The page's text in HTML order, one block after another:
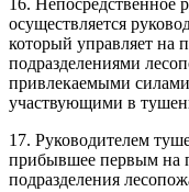
осуществляется
который управляет на
подразделениями
привлекаемыми
участвующими в
17. Руководителем
прибывшее первым на
подразделения